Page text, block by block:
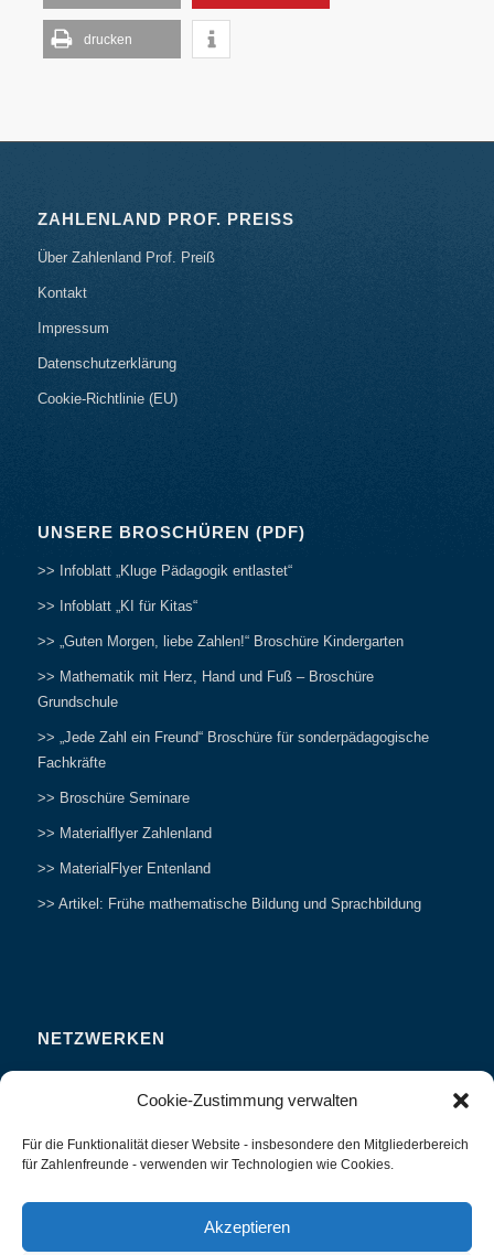
Cookie-Zustimmung verwalten
Für die Funktionalität dieser Website - insbesondere den Mitgliederbereich
für Zahlenfreunde - verwenden wir Technologien wie Cookies.
Akzeptieren
drucken
ZAHLENLAND PROF. PREISS
Über Zahlenland Prof. Preiß
Kontakt
Impressum
Datenschutzerklärung
Cookie-Richtlinie (EU)
UNSERE BROSCHÜREN (PDF)
>> Infoblatt „Kluge Pädagogik entlastet“
>> Infoblatt „KI für Kitas“
>> „Guten Morgen, liebe Zahlen!“ Broschüre Kindergarten
>> Mathematik mit Herz, Hand und Fuß – Broschüre
Grundschule
>> „Jede Zahl ein Freund“ Broschüre für sonderpädagogische
Fachkräfte
>> Broschüre Seminare
>> Materialflyer Zahlenland
>> MaterialFlyer Entenland
>> Artikel: Frühe mathematische Bildung und Sprachbildung
NETZWERKEN
Zahlenfreunde Forum
Studieren
Interviews und Erfahrungsberichte